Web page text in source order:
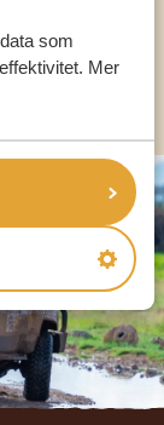
som
Mer